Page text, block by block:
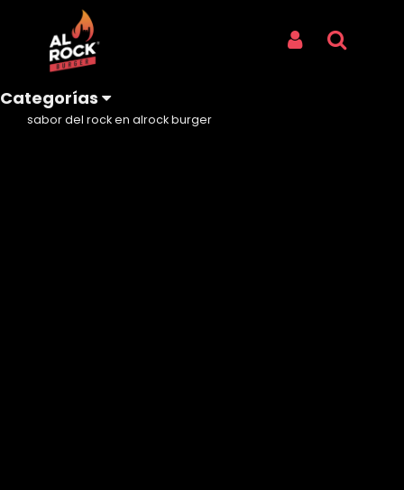
Categorías
NOSOTROS
VISITAS ROCKSTARS
Descubre los artistas que no se resistieron a probar el
sabor del rock en alrock burger